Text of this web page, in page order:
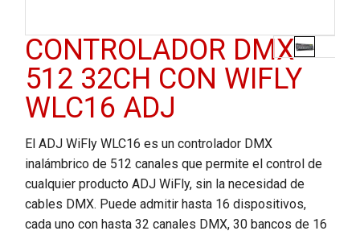
CONTROLADOR DMX
512 32CH CON WIFLY
WLC16 ADJ
El ADJ WiFly WLC16 es un controlador DMX
inalámbrico de 512 canales que permite el control de
cualquier producto ADJ WiFly, sin la necesidad de
cables DMX. Puede admitir hasta 16 dispositivos,
cada uno con hasta 32 canales DMX, 30 bancos de 16